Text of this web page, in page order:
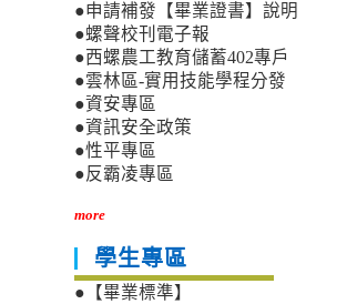
●申請補發【畢業證書】說明
●螺聲校刊電子報
●西螺農工教育儲蓄402專戶
●雲林區-實用技能學程分發
●資安專區
●資訊安全政策
●性平專區
●反霸凌專區
more
學生專區
●【畢業標準】